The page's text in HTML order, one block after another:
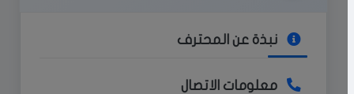
نبذة عن المحترف
معلومات الاتصال